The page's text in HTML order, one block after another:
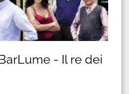
- Il re dei